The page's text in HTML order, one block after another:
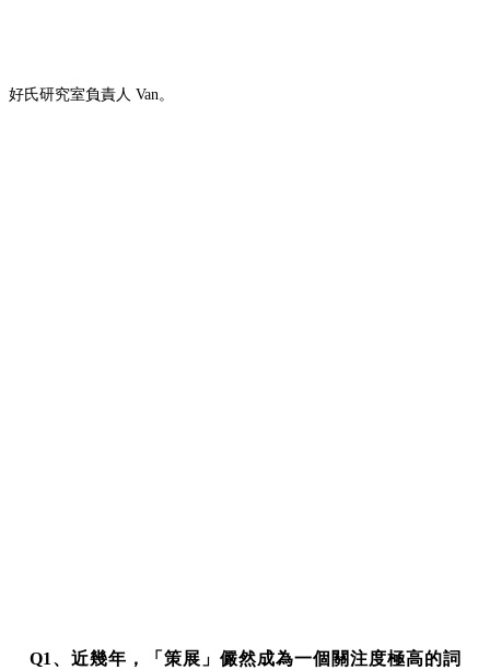
好氏研究室負責人 Van。
Q1、近幾年，「策展」儼然成為一個關注度極高的詞